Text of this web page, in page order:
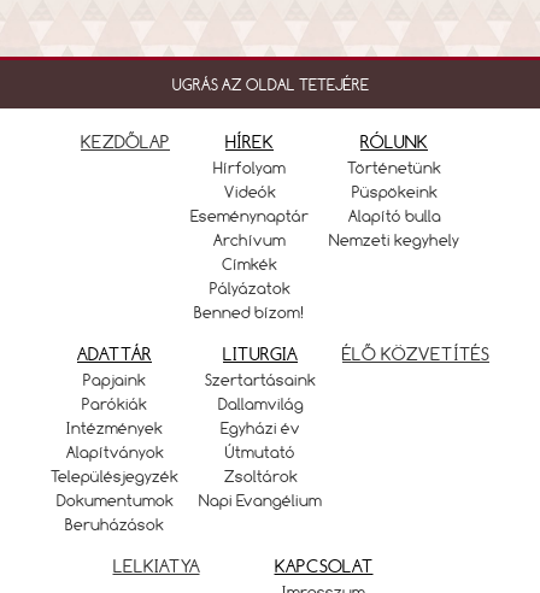
UGRÁS AZ OLDAL TETEJÉRE
KEZDŐLAP HÍREK
Hírfolyam
Videók
Eseménynaptár
Archívum
Címkék
Pályázatok
Benned bízom!
RÓLUNK
Történetünk
Püspökeink
Alapító bulla
Nemzeti kegyhely
ADATTÁR
Papjaink
Parókiák
Intézmények
Alapítványok
Településjegyzék
Dokumentumok
Beruházások
LITURGIA
Szertartásaink
Dallamvilág
Egyházi év
Útmutató
Zsoltárok
Napi Evangélium
ÉLŐ KÖZVETÍTÉS
LELKIATYA KAPCSOLAT